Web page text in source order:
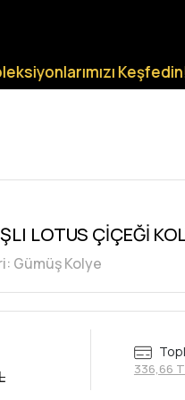
Keşfedin!
LOTUS ÇİÇEĞİ
Gümüş Kolye
336,66